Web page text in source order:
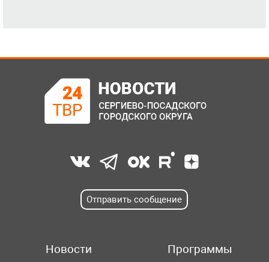
Отправить сообщение
Новости
Программы